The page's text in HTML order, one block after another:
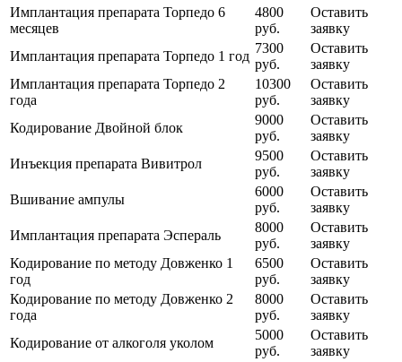
Имплантация препарата Торпедо 6
месяцев
4800
руб.
Оставить
заявку
Имплантация препарата Торпедо 1 год
7300
руб.
Оставить
заявку
Имплантация препарата Торпедо 2
года
10300
руб.
Оставить
заявку
Кодирование Двойной блок
9000
руб.
Оставить
заявку
Инъекция препарата Вивитрол
9500
руб.
Оставить
заявку
Вшивание ампулы
6000
руб.
Оставить
заявку
Имплантация препарата Эспераль
8000
руб.
Оставить
заявку
Кодирование по методу Довженко 1
год
6500
руб.
Оставить
заявку
Кодирование по методу Довженко 2
года
8000
руб.
Оставить
заявку
Кодирование от алкоголя уколом
5000
руб.
Оставить
заявку